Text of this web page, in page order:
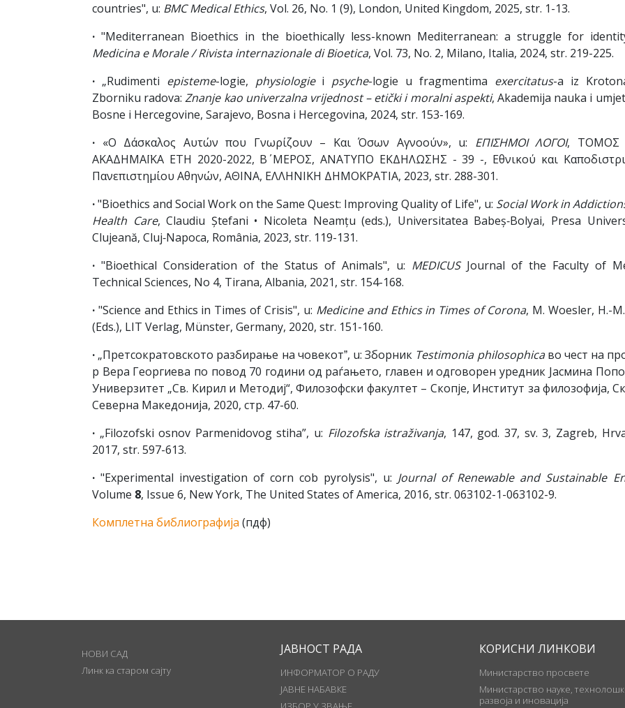
countries", u: BMC Medical Ethics, Vol. 26, No. 1 (9), London, United Kingdom, 2025, str. 1-13.
·"Mediterranean Bioethics in the bioethically less-known Mediterranean: a struggle for
Medicina e Morale / Rivista internazionale di Bioetica, Vol. 73, No. 2, Milano, Italia, 2024, str. 219-225.
· „Rudimenti episteme-logie, physiologiei psyche-logie u fragmentima exercitatus-a iz
Zborniku radova:Znanje kao univerzalna vrijednost – etički i moralni aspekti, Akademija nauka i
Bosne i Hercegovine, Sarajevo, Bosna i Hercegovina, 2024, str. 153-169.
· «Ο Δάσκαλος Αυτών που Γνωρίζουν – Και Όσων Αγνοούν», u: ΕΠΙΣΗΜΟΙ ΛΟΓΟΙ, ΤΟΜΟΣ
ΑΚΑΔΗΜΑΪΚΑ ΕΤΗ 2020-2022, Β΄ ΜΕΡΟΣ, ΑΝΑΤΥΠΟ ΕΚΔΗΛΩΣΗΣ - 39 -, Εθνικού και
Πανεπιστημίου Αθηνών, ΑΘΙΝΑ, ΕΛΛΗΝΙΚΗ ΔΗΜΟΚΡΑΤΙΑ, 2023, str. 288-301.
·"Bioethics and Social Work on the Same Quest: Improving Quality of Life", u: Social Work in
Health Care, Claudiu Ștefani • Nicoleta Neamțu (eds.), Universitatea Babeș‐Bolyai, Presa
Clujeană, Cluj‐Napoca, România, 2023, str. 119-131.
· "Bioethical Consideration of the Status of Animals", u: MEDICUSJournal of the Faculty of
Technical Sciences, No 4, Tirana, Albania, 2021, str. 154-168.
· "Science and Ethics in Times of Crisis", u: Medicine and Ethics in Times of Corona, M. Woesler, H.-
(Eds.), LIT Verlag, Münster, Germany, 2020, str. 151-160.
· „Претсократовското разбирање на човекотˮ, u: Зборник Testimonia philosophicaво чест на
р Вера Георгиева по повод 70 години од раѓањето, главен и одговорен уредник Јасмина
Универзитет „Св. Кирил и Методиј“, Филозофски факултет – Скопје, Институт за филозофија,
Северна Македонија, 2020, стр. 47-60.
· „Filozofski osnov Parmenidovog stiha”, u: Filozofska istraživanja, 147, god. 37, sv. 3, Zagreb,
2017, str. 597-613.
·"Experimental investigation of corn cob pyrolysis", u: Journal of Renewable and Sustainable
Volume 8, Issue 6, New York, The United States of America, 2016, str. 063102-1-063102-9.
Комплетна библиографија (пдф)
НОВИ САД
Линк ка старом сајту
ЈАВНОСТ РАДА
ИНФОРМАТОР О РАДУ
ЈАВНЕ НАБАВКЕ
КОРИСНИ ЛИНКОВИ
Министарство просвете
Министарство науке,
развоја и иновација